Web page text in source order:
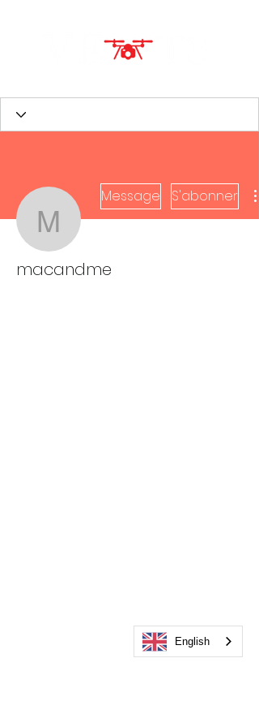
macandme
Message S'abonner
macandme
English